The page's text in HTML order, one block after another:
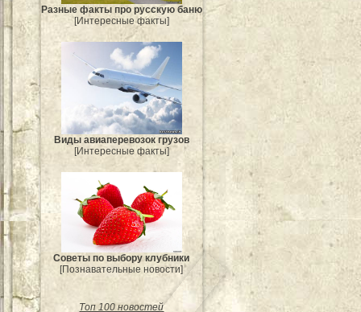
Разные факты про русскую баню
[Интересные факты]
Виды авиаперевозок грузов
[Интересные факты]
Советы по выбору клубники
[Познавательные новости]
Топ 100 новостей